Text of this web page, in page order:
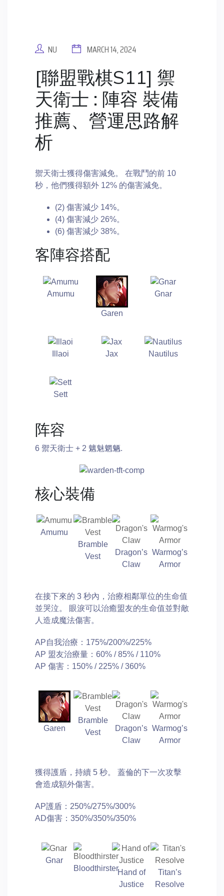
NU MARCH 14, 2024
[聯盟戰棋S11] 禦
天衛士 : 陣容 裝備
推薦、營運思路解
析
禦天衛士獲得傷害減免。 在戰鬥的前 10
秒，他們獲得額外 12% 的傷害減免。
(2) 傷害減少 14%。
(4) 傷害減少 26%。
(6) 傷害減少 38%。
客陣容搭配
Amumu
Garen
Gnar
Illaoi Jax Nautilus
Sett
阵容
6 禦天衛士 + 2 魑魅魍魉.
核心裝備
Amumu
Bramble
Vest
Dragon’s
Claw
Warmog’s
Armor
在接下來的 3 秒內，治療相鄰單位的生命值
並哭泣。 眼淚可以治癒盟友的生命值並對敵
人造成魔法傷害。
AP自我治療：175%/200%/225%
AP 盟友治療量：60% / 85% / 110%
AP 傷害：150% / 225% / 360%
Garen
Bramble
Vest
Dragon’s
Claw
Warmog’s
Armor
獲得護盾，持續 5 秒。 蓋倫的下一次攻擊
會造成額外傷害。
AP護盾：250%/275%/300%
AD傷害：350%/350%/350%
Gnar
BloodthirsterHand of
Justice
Titan’s
Resolve